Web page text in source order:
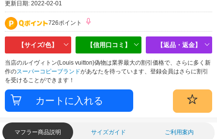
更新日期: 2022-02-01
726ポイント
【サイズ/色】 【信用口コミ】 【返品・返金】
当店のルイヴィトン(Louis vuitton)偽物は業界最大の割引価格で、さらに多く新
作のスーパーコピーブランドがあなたを待っています、登録会員はさらに割引
を受けることができます！
マフラー商品説明 サイズガイド ご利用案内